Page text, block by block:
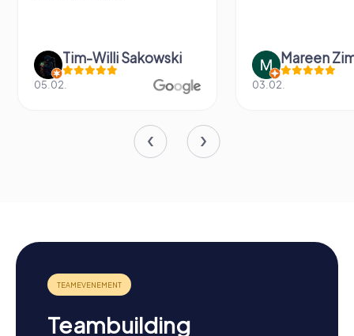
Tim-Willi Sakowski
05.02.
Mareen
03.02.
Teambuilding